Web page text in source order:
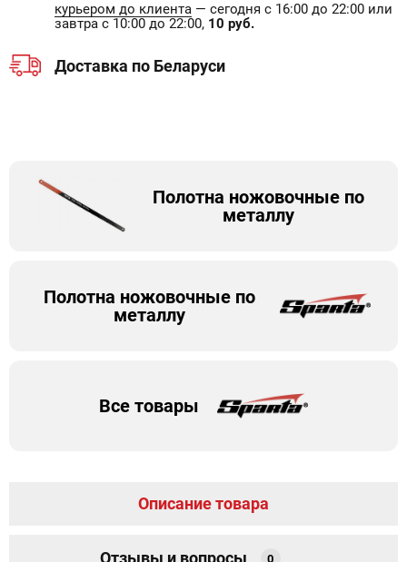
курьером до клиента — сегодня с 16:00 до 22:00 или
завтра с 10:00 до 22:00, 10 руб.
Доставка по Беларуси
Полотна ножовочные по
металлу
Полотна ножовочные по
металлу
Все товары
Описание товара
Отзывы и вопросы 0